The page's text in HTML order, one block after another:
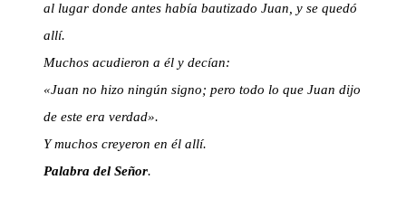
al lugar donde antes había bautizado Juan, y se quedó
allí.
Muchos acudieron a él y decían:
«Juan no hizo ningún signo; pero todo lo que Juan dijo
de este era verdad».
Y muchos creyeron en él allí.
Palabra del Señor.